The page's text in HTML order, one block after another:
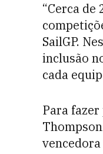
“Cerca de
SailGP.
inclusão
cada
Para